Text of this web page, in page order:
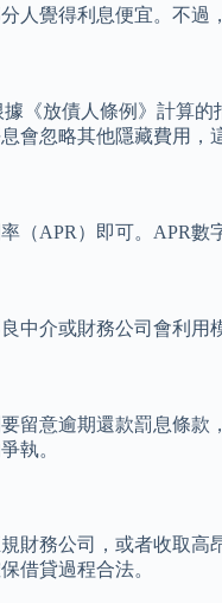
人覺得利息便宜。不
據《放債人條例》計
會忽略其他隱藏費用，
（APR）即可。APR
中介或財務公司會利
留意逾期還款罰息條
執。
財務公司，或者收取
借貸過程合法。